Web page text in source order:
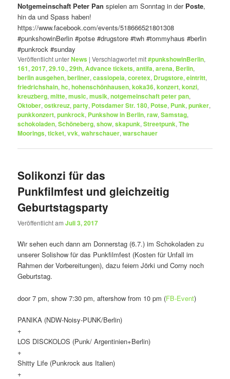
Notgemeinschaft Peter Pan spielen am Sonntag in der Poste,
hin da und Spass haben!
https://www.facebook.com/events/518666521801308
#punkshowinBerlin #potse #drugstore #twh #tommyhaus #berlin
#punkrock #sunday
Veröffentlicht unterNews |Verschlagwortet mit#punkshowinBerlin,
161,2017,29.10.,29th,Advance tickets,antifa,arena, Berlin,
berlin ausgehen,berliner,cassiopeia,coretex, Drugstore,eintritt,
friedrichshain,hc,hohenschönhausen,koka36,konzert,konzi,
kreuzberg,mitte,music,musik,notgemeinschaft peter pan,
Oktober,ostkreuz,party, Potsdamer Str. 180, Potse, Punk,punker,
punkkonzert,punkrock, Punkshow in Berlin,raw,Samstag,
schokoladen,Schöneberg,show,skapunk,Streetpunk,The
Moorings,ticket,vvk,wahrschauer,warschauer
Solikonzi für das
Punkfilmfest und gleichzeitig
Geburtstagsparty
Veröffentlicht amJuli 3, 2017
Wir sehen euch dann am Donnerstag (6.7.) im Schokoladen zu
unserer Solishow für das Punkfilmfest (Kosten für Unfall im
Rahmen der Vorbereitungen), dazu feiern Jörki und Corny noch
Geburtstag.
door 7 pm, show 7:30 pm, aftershow from 10 pm (FB-Event)
PANIKA (NDW-Noisy-PUNK/Berlin)
+
LOS DISCKOLOS (Punk/ Argentinien+Berlin)
+
Shitty Life (Punkrock aus Italien)
+